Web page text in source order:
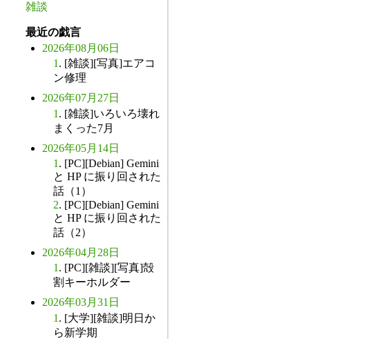
雑談
最近の戯言
2026年08月06日
1 . [雑談][写真]エアコ
ン修理
2026年07月27日
1 . [雑談]いろいろ壊れ
まくった7月
2026年05月14日
1 . [PC][Debian] Gemini
と HP に振り回された
話（1）
2. [PC][Debian] Gemini
と HP に振り回された
話（2）
2026年04月28日
1 . [PC][雑談][写真]殻
割キーホルダー
2026年03月31日
1 . [大学][雑談]明日か
ら新学期